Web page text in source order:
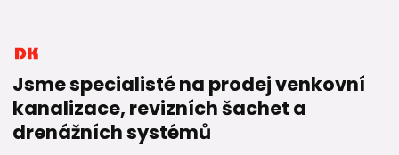
Jsme specialisté na prodej venkovní
kanalizace, revizních šachet a
drenážních systémů